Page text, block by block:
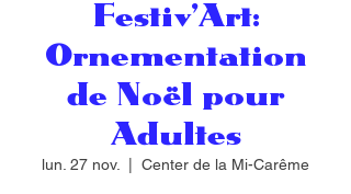
Festiv'Art:
Ornementation
de Noël pour
Adultes
lun. 27 nov. Center de la Mi-Carême